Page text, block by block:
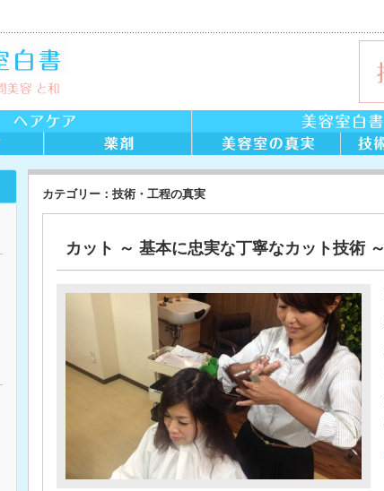
カテゴリー：技術・工程の真実
カット ～ 基本に忠実な丁寧なカット技術 ～